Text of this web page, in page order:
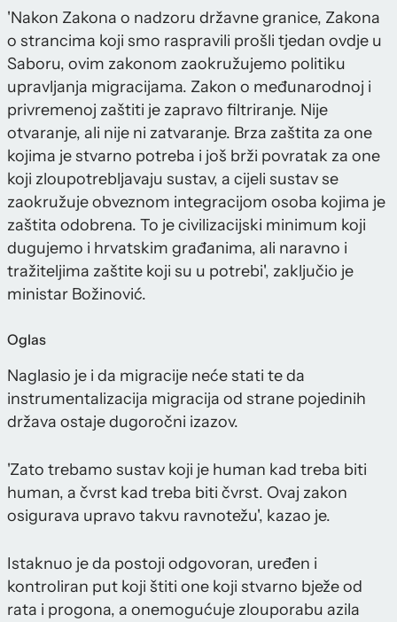
'Nakon Zakona o nadzoru državne granice, Zakona
o strancima koji smo raspravili prošli tjedan ovdje u
Saboru, ovim zakonom zaokružujemo politiku
upravljanja migracijama. Zakon o međunarodnoj i
privremenoj zaštiti je zapravo filtriranje. Nije
otvaranje, ali nije ni zatvaranje. Brza zaštita za one
kojima je stvarno potreba i još brži povratak za one
koji zloupotrebljavaju sustav, a cijeli sustav se
zaokružuje obveznom integracijom osoba kojima je
zaštita odobrena. To je civilizacijski minimum koji
dugujemo i hrvatskim građanima, ali naravno i
tražiteljima zaštite koji su u potrebi', zaključio je
ministar Božinović.
Oglas
Naglasio je i da migracije neće stati te da
instrumentalizacija migracija od strane pojedinih
država ostaje dugoročni izazov.
'Zato trebamo sustav koji je human kad treba biti
human, a čvrst kad treba biti čvrst. Ovaj zakon
osigurava upravo takvu ravnotežu', kazao je.
Istaknuo je da postoji odgovoran, uređen i
kontroliran put koji štiti one koji stvarno bježe od
rata i progona, a onemogućuje zlouporabu azila